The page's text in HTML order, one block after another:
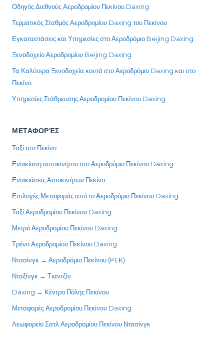
Οδηγός Διεθνούς Αεροδρομίου Πεκίνου Daxing
Τερματικός Σταθμός Αεροδρομίου Daxing του Πεκίνου
Εγκαταστάσεις και Υπηρεσίες στο Αεροδρόμιο Beijing Daxing
Ξενοδοχείο Αεροδρομίου Beijing Daxing
Τα Καλύτερα Ξενοδοχεία κοντά στο Αεροδρόμιο Daxing και στο
Πεκίνο
Υπηρεσίες Στάθμευσης Αεροδρομίου Πεκίνου Daxing
ΜΕΤΑΦΟΡΈΣ
Ταξί στο Πεκίνο
Ενοικίαση αυτοκινήτου στο Αεροδρόμιο Πεκίνου Daxing
Ενοικιάσεις Αυτοκινήτων Πεκίνο
Επιλογές Μεταφοράς από το Αεροδρόμιο Πεκίνου Daxing
Ταξί Αεροδρομίου Πεκίνου Daxing
Μετρό Αεροδρομίου Πεκίνου Daxing
Τρένο Αεροδρομίου Πεκίνου Daxing
Ντασίνγκ → Αεροδρόμιο Πεκίνου (PEK)
Νταξίνγκ → Τιαντζίν
Daxing → Κέντρο Πόλης Πεκίνου
Μεταφορές Αεροδρομίου Πεκίνου Daxing
Λεωφορείο Σατλ Αεροδρομίου Πεκίνου Ντασίνγκ